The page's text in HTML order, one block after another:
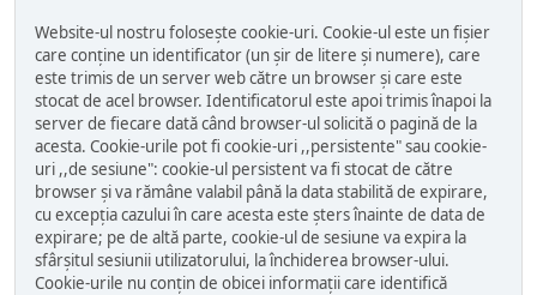
Website-ul nostru folosește cookie-uri. Cookie-ul este un fișier
care conține un identificator (un șir de litere și numere), care
este trimis de un server web către un browser și care este
stocat de acel browser. Identificatorul este apoi trimis înapoi la
server de fiecare dată când browser-ul solicită o pagină de la
acesta. Cookie-urile pot fi cookie-uri ,,persistente" sau cookie-
uri ,,de sesiune": cookie-ul persistent va fi stocat de către
browser și va rămâne valabil până la data stabilită de expirare,
cu excepția cazului în care acesta este șters înainte de data de
expirare; pe de altă parte, cookie-ul de sesiune va expira la
sfârșitul sesiunii utilizatorului, la închiderea browser-ului.
Cookie-urile nu conțin de obicei informații care identifică